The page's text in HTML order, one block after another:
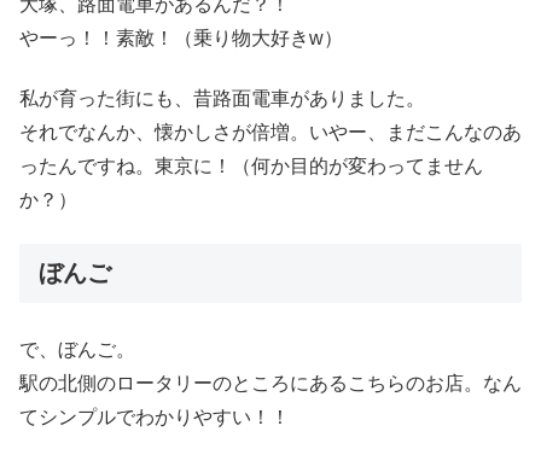
やーっ！！素敵！（乗り物大好きw）
私が育った街にも、昔路面電車がありました。
それでなんか、懐かしさが倍増。いやー、まだこんなのあ
ったんですね。東京に！（何か目的が変わってません
か？）
ぼんご
で、ぼんご。
駅の北側のロータリーのところにあるこちらのお店。なん
てシンプルでわかりやすい！！